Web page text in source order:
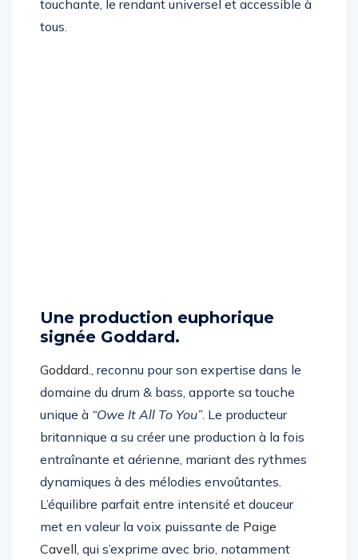
touchante, le rendant universel et accessible à
Une production euphorique
Goddard. , reconnu pour son expertise dans le
domaine du drum & bass, apporte sa touche
unique à“Owe It All To You”. Le producteur
britannique a su créer une production à la fois
entraînante et aérienne, mariant des rythmes
dynamiques à des mélodies envoûtantes.
L’équilibre parfait entre intensité et douceur
met en valeur la voix puissante dePaige